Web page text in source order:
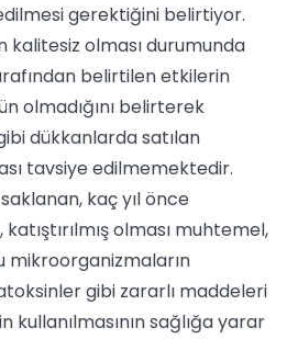
gerektiğini belirtiyor.
kalitesiz olması durumunda
belirtilen etkilerin
olmadığını belirterek
dükkanlarda satılan
tavsiye edilmemektedir.
kaç yıl önce
olması muhtemel,
mikroorganizmaların
gibi zararlı maddeleri
kullanılmasının sağlığa yarar